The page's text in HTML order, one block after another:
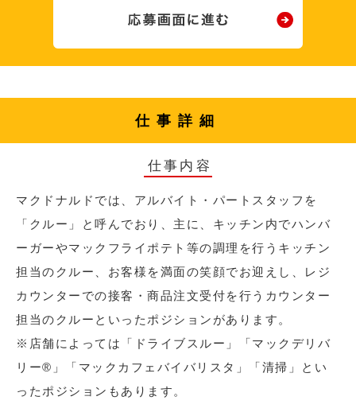
仕事詳細
仕事内容
マクドナルドでは、アルバイト・パートスタッフを
「クルー」と呼んでおり、主に、キッチン内でハンバ
ーガーやマックフライポテト等の調理を行うキッチン
担当のクルー、お客様を満面の笑顔でお迎えし、レジ
カウンターでの接客・商品注文受付を行うカウンター
担当のクルーといったポジションがあります。
※店舗によっては「ドライブスルー」「マックデリバ
リー®︎」「マックカフェバイバリスタ」「清掃」とい
ったポジションもあります。